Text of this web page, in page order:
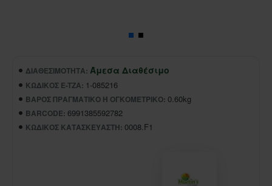
ΔΙΑΘΕΣΙΜΌΤΗΤΑ: Άμεσα Διαθέσιμο
ΚΩΔΙΚΌΣ E-TZA: 1-085216
ΒΆΡΟΣ ΠΡΑΓΜΑΤΙΚΌ Ή ΟΓΚΟΜΕΤΡΙΚΌ: 0.60kg
BARCODE: 6991385592782
ΚΩΔΙΚΌΣ ΚΑΤΑΣΚΕΥΑΣΤΉ: 0008.F1